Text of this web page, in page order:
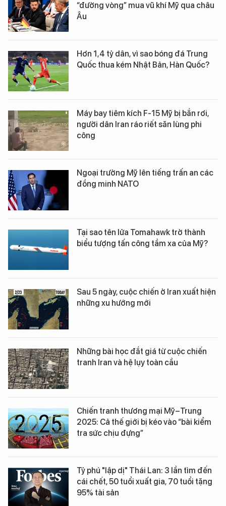
“đường vòng” mua vũ khí Mỹ qua châu
Âu
Hơn 1,4 tỷ dân, vì sao bóng đá Trung
Quốc thua kém Nhật Bản, Hàn Quốc?
Máy bay tiêm kích F-15 Mỹ bị bắn rơi,
người dân Iran ráo riết săn lùng phi
công
Ngoại trưởng Mỹ lên tiếng trấn an các
đồng minh NATO
Tại sao tên lửa Tomahawk trở thành
biểu tượng tấn công tầm xa của Mỹ?
Sau 5 ngày, cuộc chiến ở Iran xuất hiện
những xu hướng mới
Những bài học đắt giá từ cuộc chiến
tranh Iran và hệ lụy toàn cầu
Chiến tranh thương mại Mỹ–Trung
2025: Cả thế giới bị kéo vào “bài kiểm
tra sức chịu đựng”
Tỷ phú "lập dị" Thái Lan: 3 lần tìm đến
cái chết, 50 tuổi xuất gia, 70 tuổi tặng
95% tài sản